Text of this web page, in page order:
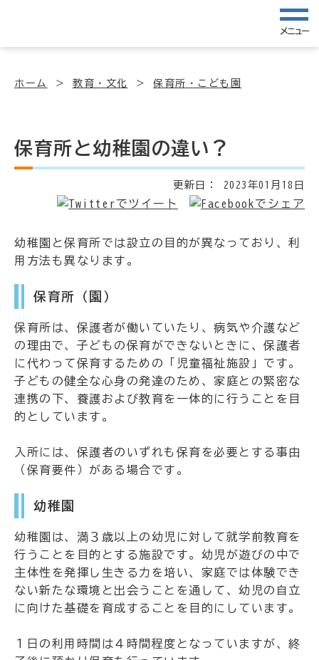
メニュー
ホーム 教育・文化 保育所・こども園
保育所と幼稚園の違い？
更新日： 2023年01月18日
幼稚園と保育所では設立の目的が異なっており、利
用方法も異なります。
保育所（園）
保育所は、保護者が働いていたり、病気や介護など
の理由で、子どもの保育ができないときに、保護者
に代わって保育するための「児童福祉施設」です。
子どもの健全な心身の発達のため、家庭との緊密な
連携の下、養護および教育を一体的に行うことを目
的としています。
入所には、保護者のいずれも保育を必要とする事由
（保育要件）がある場合です。
幼稚園
幼稚園は、満３歳以上の幼児に対して就学前教育を
行うことを目的とする施設です。幼児が遊びの中で
主体性を発揮し生きる力を培い、家庭では体験でき
ない新たな環境と出会うことを通して、幼児の自立
に向けた基礎を育成することを目的にしています。
１日の利用時間は４時間程度となっていますが、終